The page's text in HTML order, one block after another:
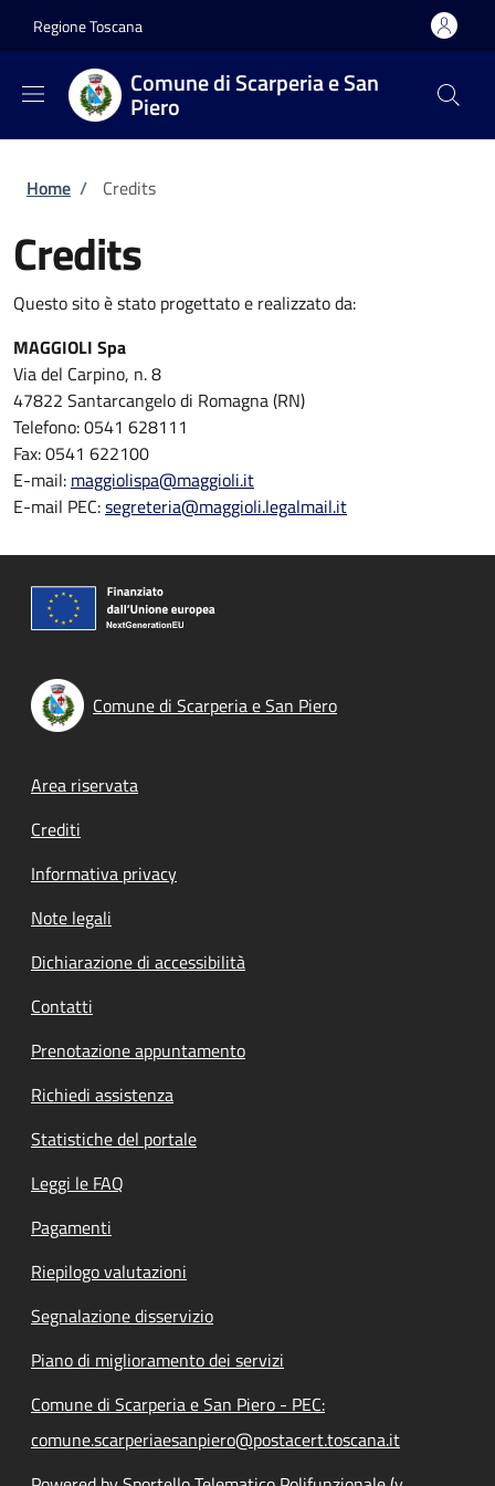
Regione Toscana
Comune di Scarperia e San
Piero
Briciole di pane
Home / Credits
Credits
Questo sito è stato progettato e realizzato da:
MAGGIOLI Spa
Via del Carpino, n. 8
47822 Santarcangelo di Romagna (RN)
Telefono: 0541 628111
Fax: 0541 622100
E-mail: maggiolispa@maggioli.it
E-mail PEC:segreteria@maggioli.legalmail.it
Comune di Scarperia e San Piero
Footer menu
Area riservata
Crediti
Informativa privacy
Note legali
Dichiarazione di accessibilità
Contatti
Prenotazione appuntamento
Richiedi assistenza
Statistiche del portale
Leggi le FAQ
Pagamenti
Riepilogo valutazioni
Segnalazione disservizio
Piano di miglioramento dei servizi
Comune di Scarperia e San Piero - PEC:
comune.scarperiaesanpiero@postacert.toscana.it